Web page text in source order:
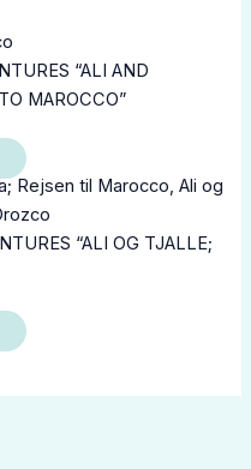
“ALI AND
MAROCCO”
“ALI OG TJALLE;